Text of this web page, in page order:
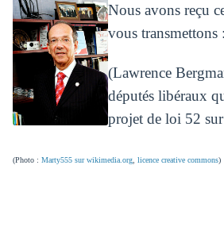
Nous avons reçu
vous transmettons :
(Lawrence
députés libéraux
projet de loi 52
(Photo : Marty555 sur wikimedia.org, licence creative commons)